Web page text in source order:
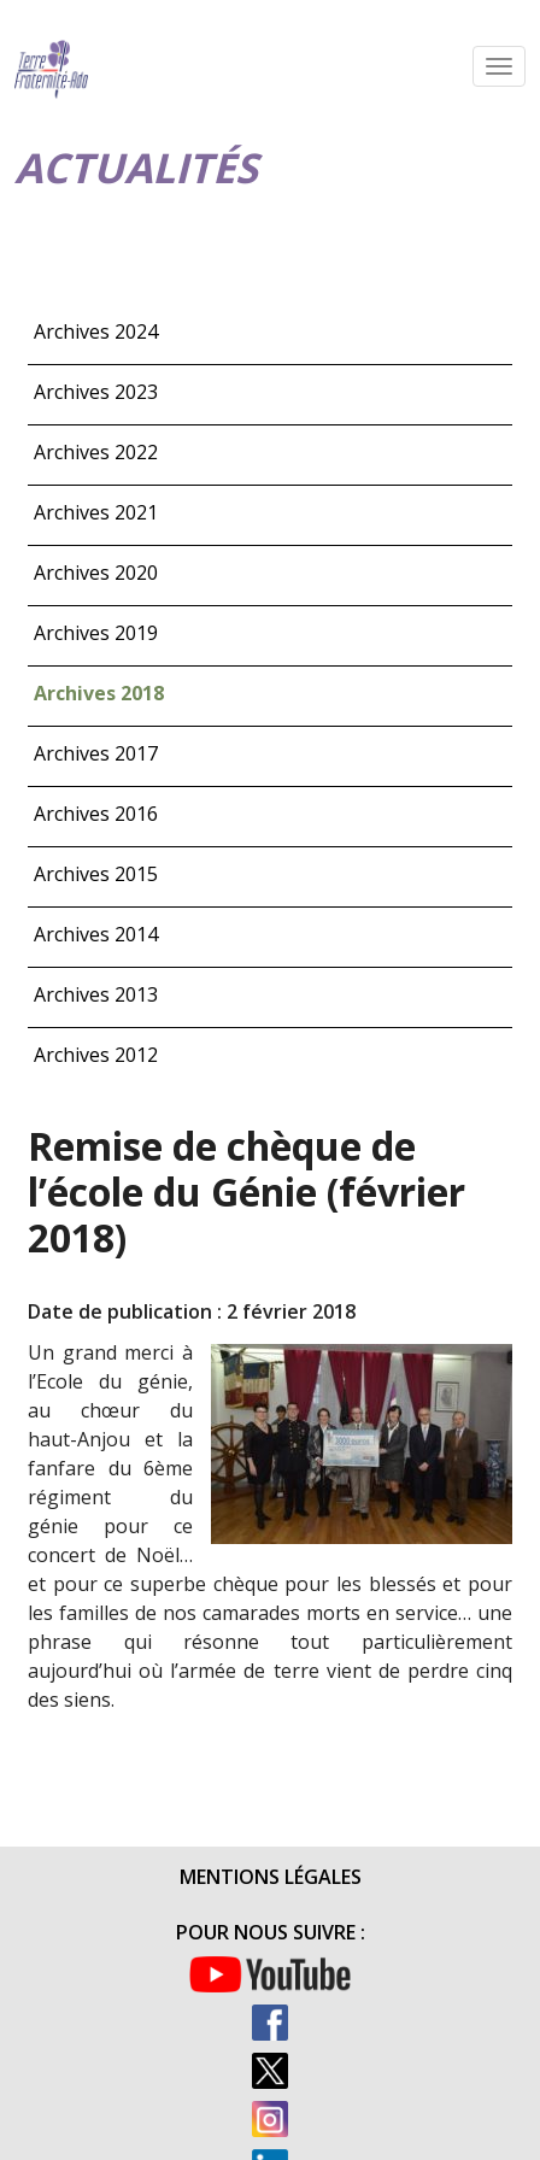
ACTUALITÉS
Archives 2024
Archives 2023
Archives 2022
Archives 2021
Archives 2020
Archives 2019
Archives 2018
Archives 2017
Archives 2016
Archives 2015
Archives 2014
Archives 2013
Archives 2012
Remise de chèque de
l’école du Génie (février
2018)
Date de publication : 2 février 2018
Un grand merci à
l’Ecole du génie,
au chœur du
haut-Anjou et la
fanfare du 6ème
régiment du
génie pour ce
concert de Noël…
et pour ce superbe chèque pour les blessés et pour
les familles de nos camarades morts en service… une
phrase qui résonne tout particulièrement
aujourd’hui où l’armée de terre vient de perdre cinq
des siens.
MENTIONS LÉGALES
POUR NOUS SUIVRE :